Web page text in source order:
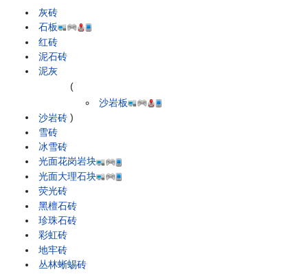
灰砖
石板
红砖
泥石砖
泥灰
沙岩砖
(
沙岩板
)
雪砖
冰雪砖
光面花岗岩块
光面大理石块
荧光砖
黑檀石砖
珍珠石砖
彩虹砖
地牢砖
丛林蜥蜴砖